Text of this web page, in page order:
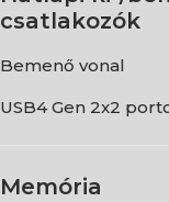
csatlakozók
Bemenő vonal
USB4 Gen 2x2
Memória